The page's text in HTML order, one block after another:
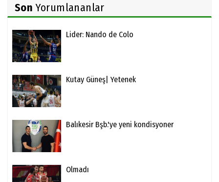
Son Yorumlananlar
Lider: Nando de Colo
Kutay Güneş| Yetenek
Balıkesir Bşb.'ye yeni kondisyoner
Olmadı